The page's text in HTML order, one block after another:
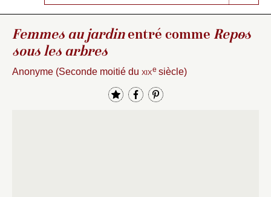
Femmes au jardinentré comme Repos
sous les arbres
Anonyme (Seconde moitié du xixe siècle)